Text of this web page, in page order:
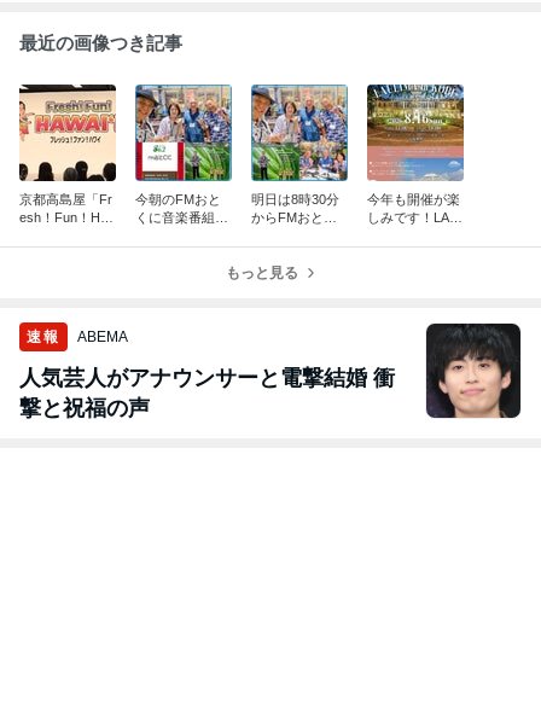
最近の画像つき記事
京都高島屋「Fr
esh！Fun！HA
今朝のFMおと
くに音楽番組
明日は8時30分
からFMおとく
おとくに」！
今年も開催が楽
しみです！LAU
もっと見る
速報 ABEMA
人気芸人がアナウンサーと電撃結婚 衝
撃と祝福の声